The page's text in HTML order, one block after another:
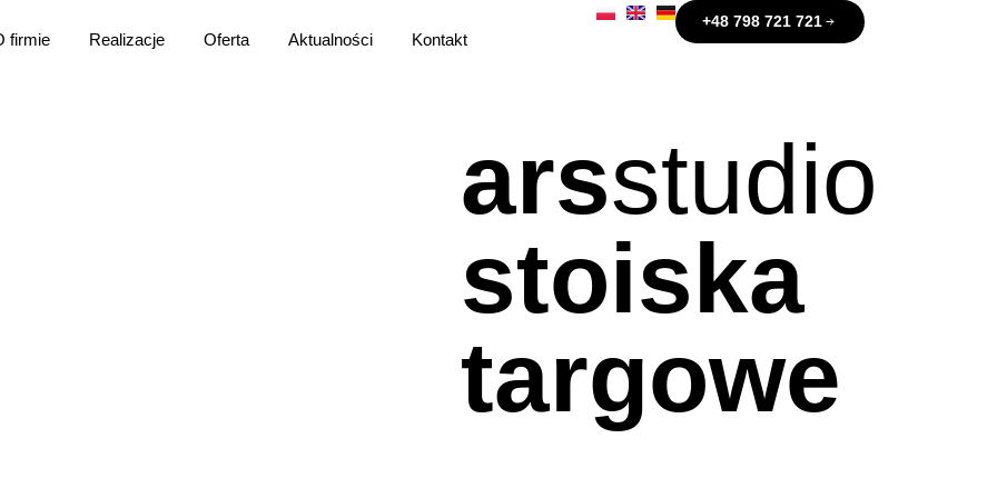
firmie Realizacje Oferta Aktualności Kontakt
+48 798 721 721
arsstudio
stoiska
targowe